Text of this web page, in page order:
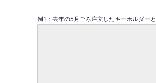
例1：去年の5月ごろ注文したキーホルダー